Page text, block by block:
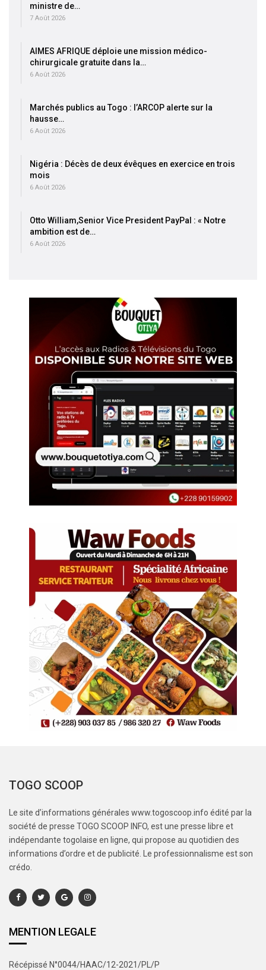
ministre de…
7 Août 2026
AIMES AFRIQUE déploie une mission médico-
chirurgicale gratuite dans la…
6 Août 2026
Marchés publics au Togo : l’ARCOP alerte sur la
hausse…
6 Août 2026
Nigéria : Décès de deux évêques en exercice en trois
mois
6 Août 2026
Otto William,Senior Vice President PayPal : « Notre
ambition est de…
6 Août 2026
TOGO SCOOP
Le site d’informations générales www.togoscoop.info édité par la
société de presse TOGO SCOOP INFO, est une presse libre et
indépendante togolaise en ligne, qui propose au quotidien des
informations d’ordre et de publicité. Le professionnalisme est son
crédo.
MENTION LEGALE
Récépissé N°0044/HAAC/12-2021/PL/P